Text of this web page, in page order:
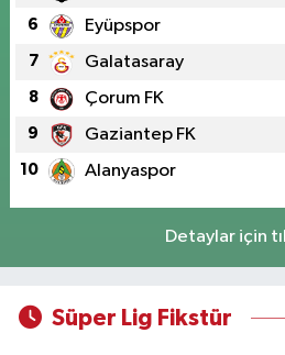
6 Eyüpspor
7 Galatasaray
8 Çorum FK
9 Gaziantep FK
10 Alanyaspor
Detaylar için
Süper Lig Fikstür